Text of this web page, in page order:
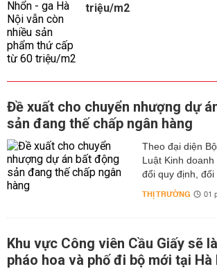
triệu/m2
Đề xuất cho chuyển nhượng dự
sản đang thế chấp ngân hàng
Theo đại diện
Luật Kinh
đổi quy định, đối
THỊ TRƯỜNG 01
Khu vực Công viên Cầu Giấy sẽ
pháo hoa và phố đi bộ mới tại Hà